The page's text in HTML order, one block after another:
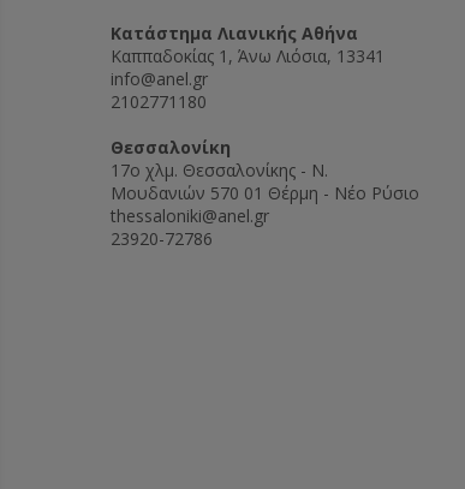
Kατάστημα Λιανικής Αθήνα
Καππαδοκίας 1, Άνω Λιόσια, 13341
info@anel.gr
2102771180
Θεσσαλονίκη
17ο χλμ. Θεσσαλονίκης - Ν.
Μουδανιών 570 01 Θέρμη - Νέο Ρύσιο
thessaloniki@anel.gr
23920-72786